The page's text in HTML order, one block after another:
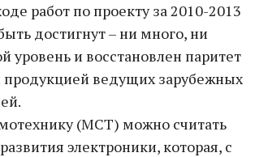
работ по проекту за 2010-2013
достигнут – ни много, ни
уровень и восстановлен паритет
продукцией ведущих зарубежных
(МСТ) можно считать
электроники, которая, с